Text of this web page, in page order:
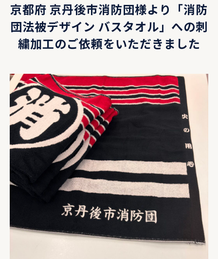
京都府 京丹後市消防団様より「消防
団法被デザイン バスタオル」への刺
繍加工のご依頼をいただきました